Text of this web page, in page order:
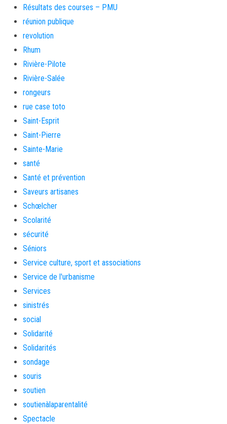
Résultats des courses – PMU
réunion publique
revolution
Rhum
Rivière-Pilote
Rivière-Salée
rongeurs
rue case toto
Saint-Esprit
Saint-Pierre
Sainte-Marie
santé
Santé et prévention
Saveurs artisanes
Schœlcher
Scolarité
sécurité
Séniors
Service culture, sport et associations
Service de l'urbanisme
Services
sinistrés
social
Solidarité
Solidarités
sondage
souris
soutien
soutienàlaparentalité
Spectacle